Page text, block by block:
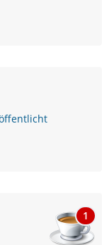
1